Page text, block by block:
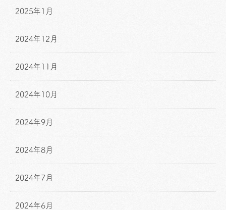
2025年1月
2024年12月
2024年11月
2024年10月
2024年9月
2024年8月
2024年7月
2024年6月